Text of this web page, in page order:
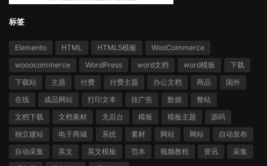
标签
Elemento HTML HTML5模板
WooCommerce
wooocommerce
WordPress word文档 word模板
下载
下载站
主题 付费 付费主题 办公文档 商品
国外
在线
成品网站 打印文本 挂广告 数据
整站
文档下载
文档素材 无后台 模板 模板主题
源码
独立建站
电子商城 系统 素材 网站 网站
自动发布
自动采集
英文 英文模板 范本 视频教程 资讯
采集